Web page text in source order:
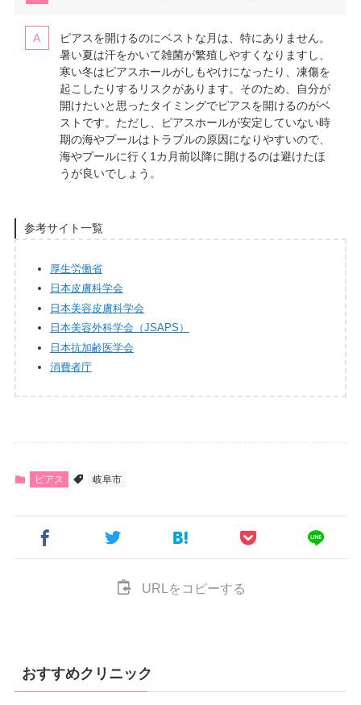
ピアスを開けるのにベストな月は、特にありません。
暑い夏は汗をかいて雑菌が繁殖しやすくなりますし、
寒い冬はピアスホールがしもやけになったり、凍傷を
起こしたりするリスクがあります。そのため、自分が
開けたいと思ったタイミングでピアスを開けるのがベ
ストです。ただし、ピアスホールが安定していない時
期の海やプールはトラブルの原因になりやすいので、
海やプールに行く1カ月前以降に開けるのは避けたほ
うが良いでしょう。
参考サイト一覧
厚生労働省
日本皮膚科学会
日本美容皮膚科学会
日本美容外科学会（JSAPS）
日本抗加齢医学会
消費者庁
ピアス 岐阜市
URLをコピーする
おすすめクリニック